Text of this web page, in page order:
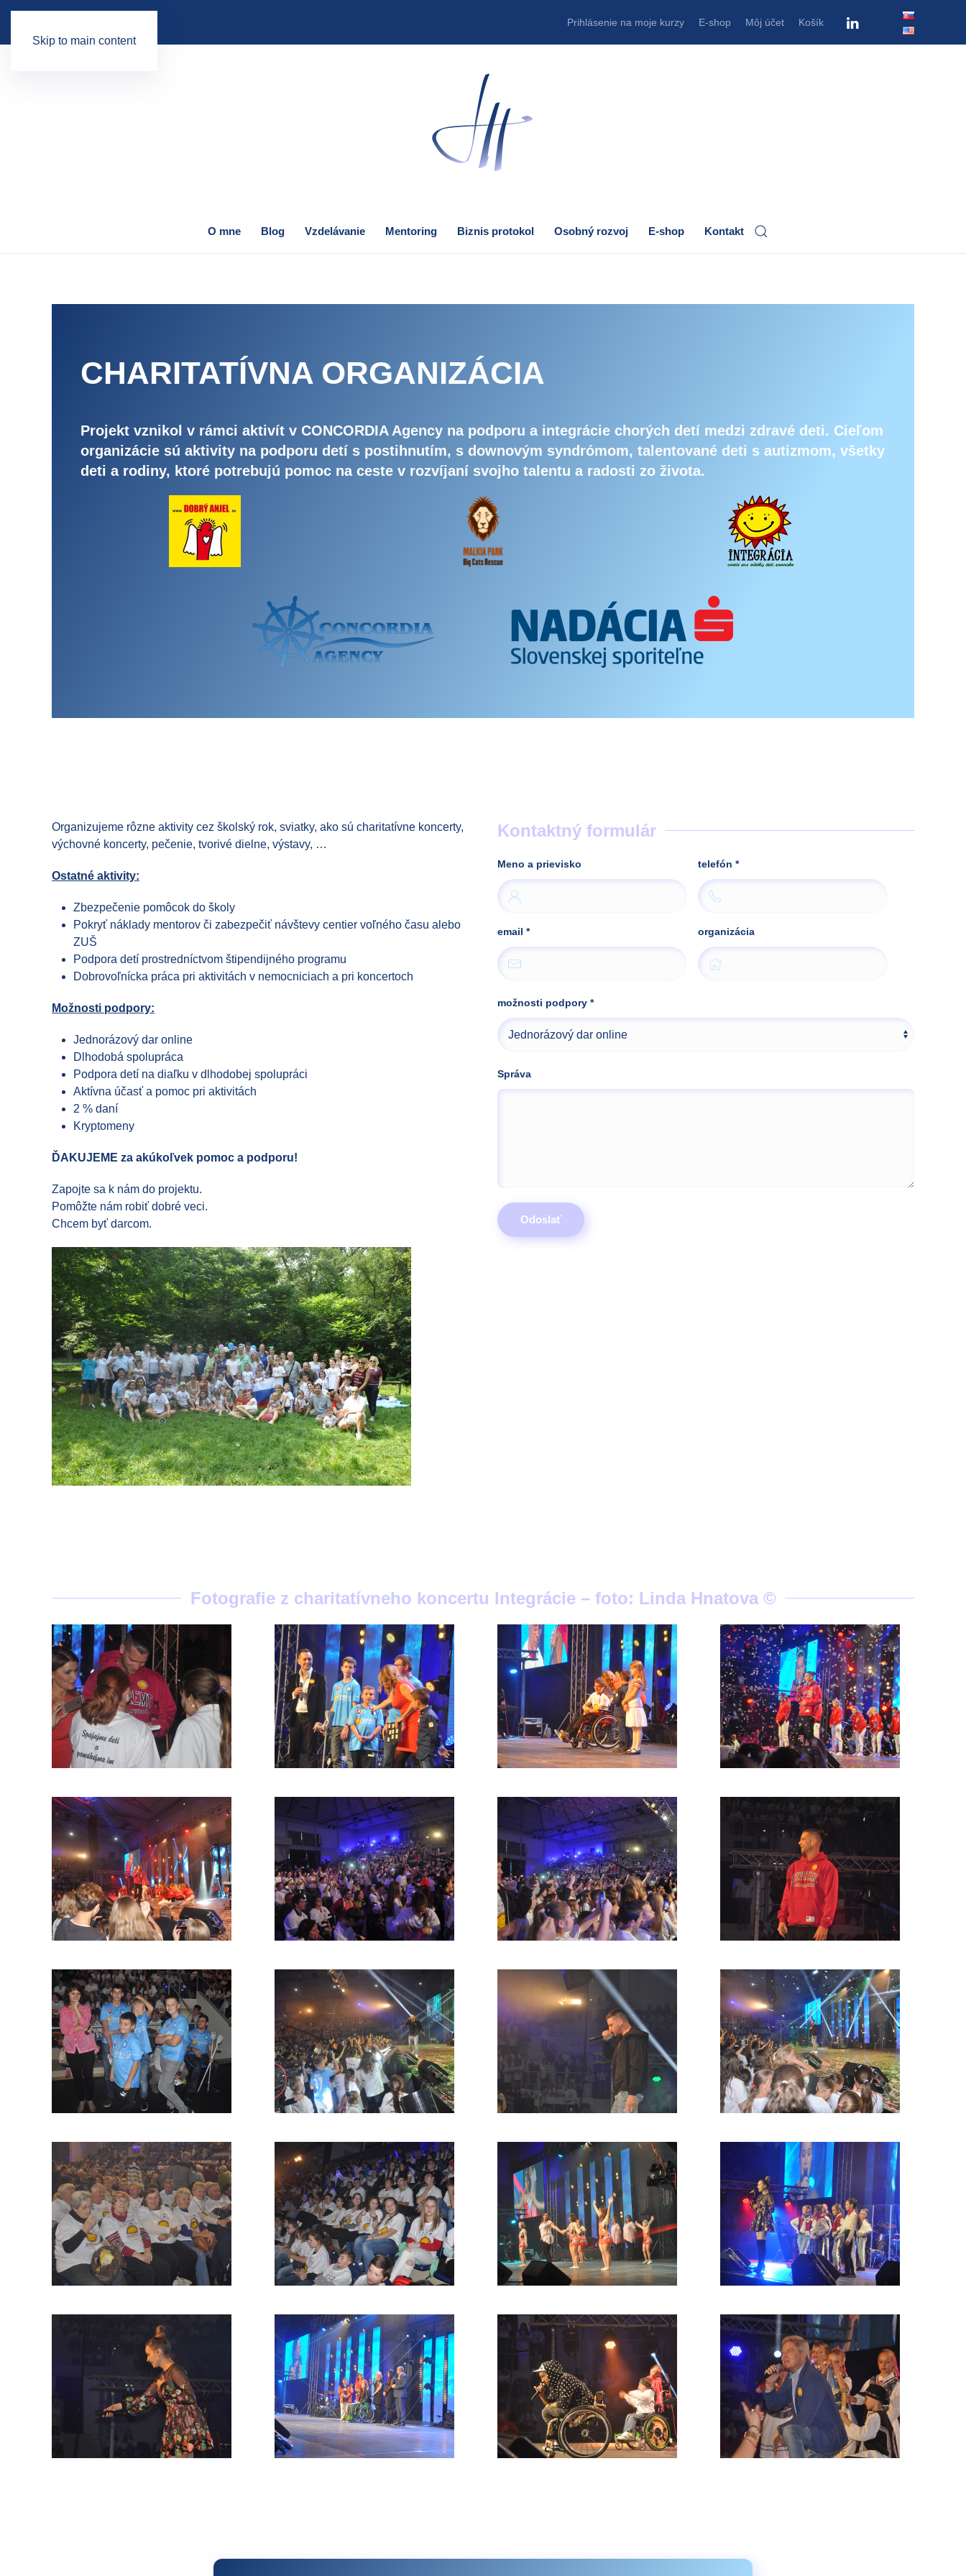
Skip to main content
Prihlásenie na moje kurzy E-shop Môj účet Košík
O mne Blog Vzdelávanie Mentoring Biznis protokol Osobný rozvoj E-shop Kontakt
CHARITATÍVNA ORGANIZÁCIA
Projekt vznikol v rámci aktivít v CONCORDIA Agency na podporu a integrácie chorých detí medzi zdravé deti. Cieľom
organizácie sú aktivity na podporu detí s postihnutím, s downovým syndrómom, talentované deti s autizmom, všetky
deti a rodiny, ktoré potrebujú pomoc na ceste v rozvíjaní svojho talentu a radosti zo života.
Organizujeme rôzne aktivity cez školský rok, sviatky, ako sú charitatívne koncerty,
výchovné koncerty, pečenie, tvorivé dielne, výstavy, …
Ostatné aktivity:
Zbezpečenie pomôcok do školy
Pokryť náklady mentorov či zabezpečiť návštevy centier voľného času alebo
ZUŠ
Podpora detí prostredníctvom štipendijného programu
Dobrovoľnícka práca pri aktivitách v nemocniciach a pri koncertoch
Možnosti podpory:
Jednorázový dar online
Dlhodobá spolupráca
Podpora detí na diaľku v dlhodobej spolupráci
Aktívna účasť a pomoc pri aktivitách
2 % daní
Kryptomeny
ĎAKUJEME za akúkoľvek pomoc a podporu!
Zapojte sa k nám do projektu.
Pomôžte nám robiť dobré veci.
Chcem byť darcom.
Kontaktný formulár
Meno a prievisko telefón *
email * organizácia
možnosti podpory *
Správa
Odoslať
Fotografie z charitatívneho koncertu Integrácie – foto: Linda Hnatova ©